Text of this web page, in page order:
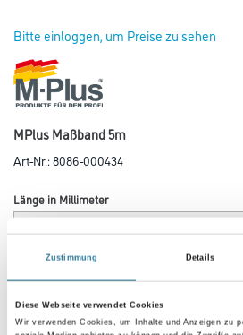
Zustimmung Details
Diese Webseite verwendet Cookies
Wir verwenden Cookies, um Inhalte und Anzeigen zu
Bitte einloggen, um Preise zu sehen
MPlus Maßband 5m
Art-Nr.:8086-000434
Länge in Millimeter